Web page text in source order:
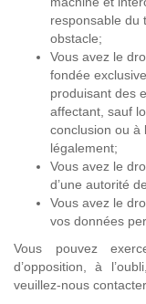
responsable du
obstacle;
Vous avez le
fondée
produisant des
affectant, sauf
conclusion ou à
légalement;
Vous avez le
d’une autorité
Vous avez le
vos données
Vous pouvez
d’opposition, à
veuillez-nous contacter